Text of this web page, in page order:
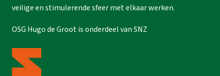
veilige en stimulerende sfeer met elkaar werken.
OSG Hugo de Groot is onderdeel vanSNZ